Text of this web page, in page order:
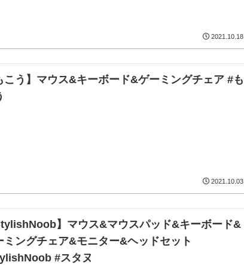
2021.10.18
こう】マウス&キーボード&ゲーミングチェア #も
2021.10.03
】マウス&マウスパッド&キーボード&
ミングチェア&モニター&ヘッドセット
#スタヌ